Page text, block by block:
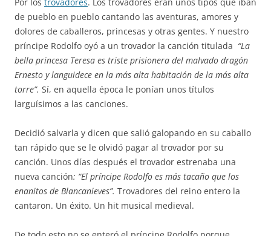
de pueblo en pueblo cantando las aventuras, amores y
dolores de caballeros, princesas y otras gentes. Y nuestro
príncipe Rodolfo oyó a un trovador la canción titulada “La
bella princesa Teresa es triste prisionera del malvado dragón
Ernesto y languidece en la más alta habitación de la más alta
torre”. Sí, en aquella época le ponían unos títulos
larguísimos a las canciones.
Decidió salvarla y dicen que salió galopando en su caballo
tan rápido que se le olvidó pagar al trovador por su
canción. Unos días después el trovador estrenaba una
nueva canción: “El príncipe Rodolfo es más tacaño que los
enanitos de Blancanieves”. Trovadores del reino entero la
cantaron. Un éxito. Un hit musical medieval.